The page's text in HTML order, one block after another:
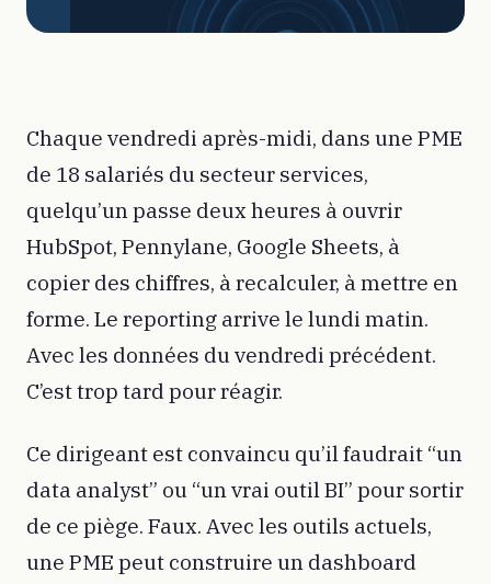
Chaque vendredi après-midi, dans une PME
de 18 salariés du secteur services,
quelqu’un passe deux heures à ouvrir
HubSpot, Pennylane, Google Sheets, à
copier des chiffres, à recalculer, à mettre en
forme. Le reporting arrive le lundi matin.
Avec les données du vendredi précédent.
C’est trop tard pour réagir.
Ce dirigeant est convaincu qu’il faudrait “un
data analyst” ou “un vrai outil BI” pour sortir
de ce piège. Faux. Avec les outils actuels,
une PME peut construire un dashboard